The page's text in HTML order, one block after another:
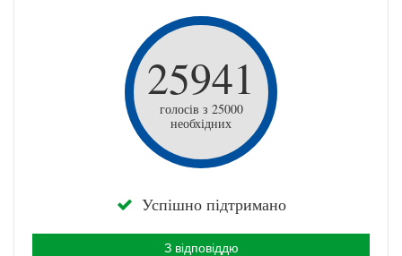
25941
голосів з 25000
необхідних
Успішно підтримано
З відповіддю